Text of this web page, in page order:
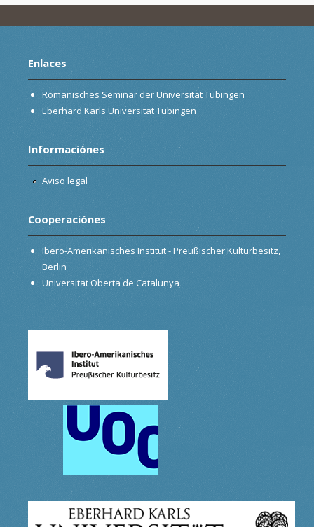
Enlaces
Romanisches Seminar der Universität Tübingen
Eberhard Karls Universität Tübingen
Informaciónes
Aviso legal
Cooperaciónes
Ibero-Amerikanisches Institut - Preußischer Kulturbesitz,
Berlin
Universitat Oberta de Catalunya